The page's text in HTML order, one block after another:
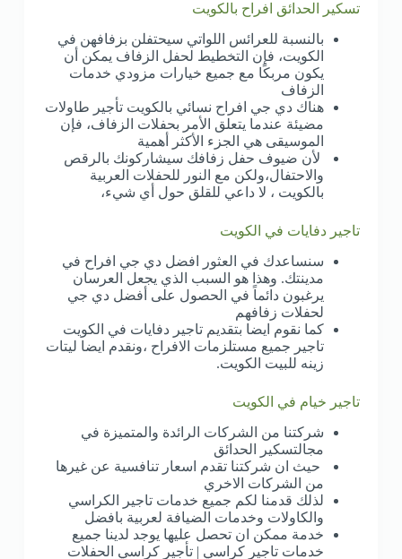
تسكير الحدائق افراح بالكويت
بالنسبة للعرائس اللواتي سيحتفلن بزفافهن في
الكويت، فإن التخطيط لحفل الزفاف يمكن أن
يكون مربكًا مع جميع خيارات مزودي خدمات
الزفاف
هناك دي جي افراح نسائي بالكويت تأجير طاولات
مضيئة عندما يتعلق الأمر بحفلات الزفاف، فإن
الموسيقى هي الجزء الأكثر أهمية
لأن ضيوف حفل زفافك سيشاركونك بالرقص
والاحتفال،ولكن مع النور للحفلات العربية
بالكويت ، لا داعي للقلق حول أي شيء،
تاجير دفايات في الكويت
سنساعدك في العثور افضل دي جي افراح في
مدينتك. وهذا هو السبب الذي يجعل العرسان
يرغبون دائماً في الحصول على أفضل دي جي
لحفلات زفافهم
كما نقوم ايضا بتقديم تاجير دفايات في الكويت
تاجير جميع مستلزمات الافراح ،ونقدم ايضا ليتات
زينه للبيت الكويت.
تاجير خيام في الكويت
شركتنا من الشركات الرائدة والمتميزة في
مجالتسكير الحدائق
حيث ان شركتنا تقدم اسعار تنافسية عن غيرها
من الشركات الاخري
لذلك قدمنا لكم جميع خدمات تاجير الكراسي
والكاولات وخدمات الضيافة لعربية بافضل
خدمة ممكن ان تحصل عليها يوجد لدينا جميع
خدمات تاجير كراسي | تأجير كراسي الحفلات